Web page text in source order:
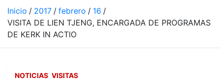
Inicio 2017 febrero
16
VISITA DE LIEN TJENG, ENCARGADA DE PROGRAMAS
DE KERK IN ACTIO
NOTICIAS VISITAS